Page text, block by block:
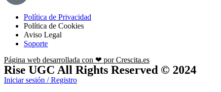
Política de Privacidad
Política de Cookies
Aviso Legal
Soporte
Página web desarrollada con ❤ por Crescita.es
Rise UGC All Rights Reserved © 2024
Iniciar sesión / Registro